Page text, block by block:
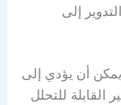
إلى
أن يؤدي إلى
القابلة للتحلل